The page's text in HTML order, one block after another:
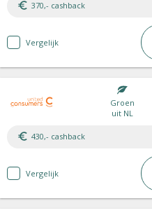
370,- cashback
Vergelijk
Groen
uit NL
430,- cashback
Vergelijk